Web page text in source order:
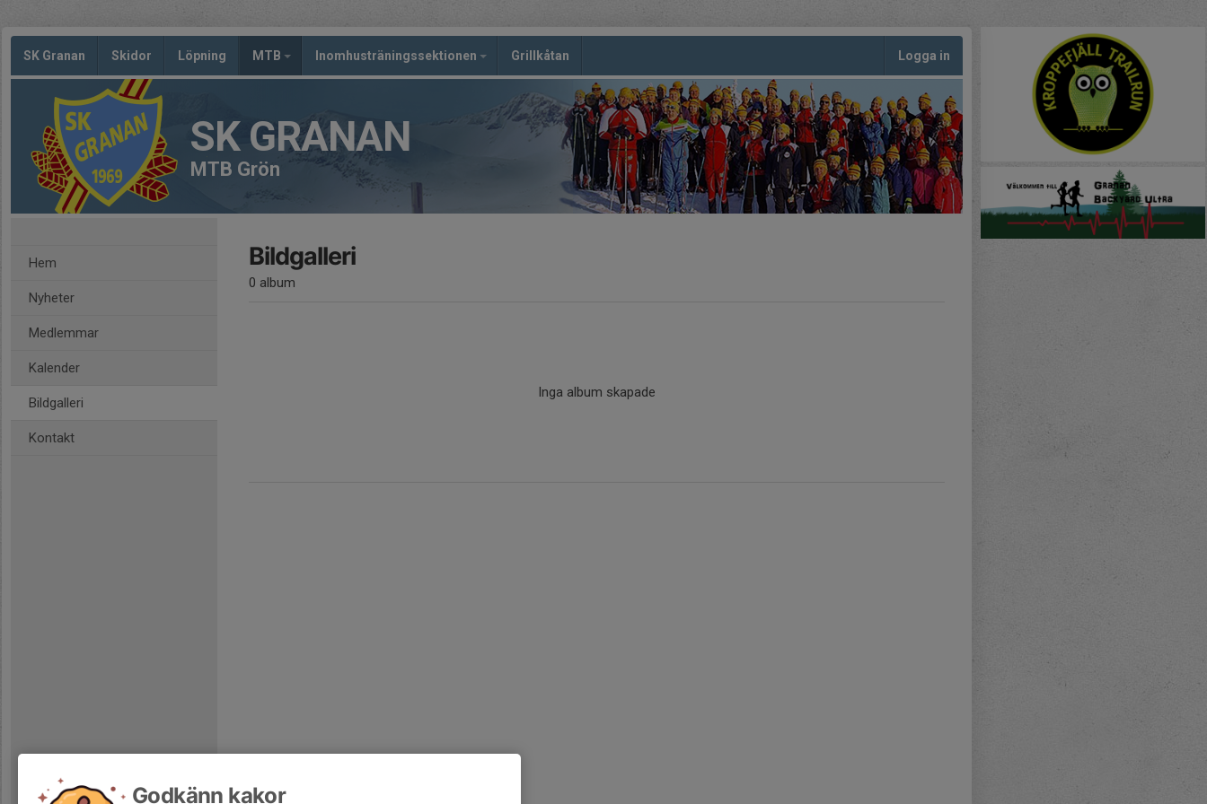
SK Granan Skidor Löpning MTB Inomhusträningssektionen Grillkåtan Logga in
SK GRANAN
MTB Grön
Hem
Nyheter
Medlemmar
Kalender
Bildgalleri
Kontakt
Bildgalleri
0 album
Inga album skapade
Godkänn kakor